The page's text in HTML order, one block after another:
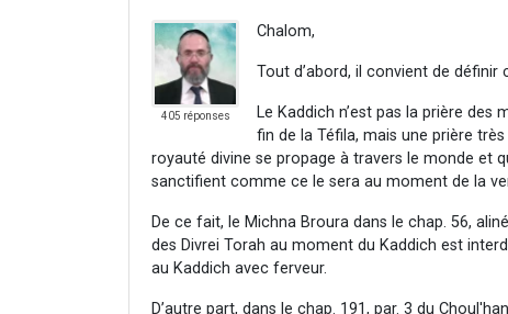
405 réponses
Chalom,
Tout d’abord, il convient de définir
Le Kaddich n’est pas la prière
fin de la Téfila, mais une prière
royauté divine se propage à travers le monde et
sanctifient comme ce le sera au moment de la
De ce fait, le Michna Broura dans le chap. 56,
des Divrei Torah au moment du Kaddich est
au Kaddich avec ferveur.
D’autre part, dans le chap. 191, par. 3 du